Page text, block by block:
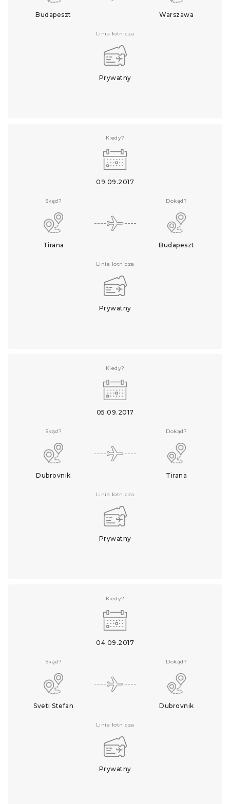
Budapeszt Warszawa
Linia lotnicza
Prywatny
Kiedy?
09.09.2017
Skąd?
Tirana
Dokąd?
Budapeszt
Linia lotnicza
Prywatny
Kiedy?
05.09.2017
Skąd?
Dubrovnik
Dokąd?
Tirana
Linia lotnicza
Prywatny
Kiedy?
04.09.2017
Skąd?
Sveti Stefan
Dokąd?
Dubrovnik
Linia lotnicza
Prywatny